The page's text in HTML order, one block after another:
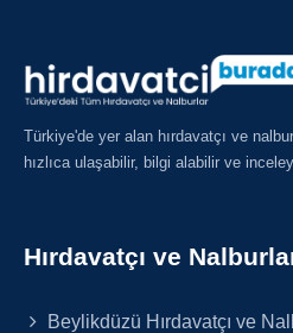
Türkiye'de yer alan hırdavatçı ve
hızlıca ulaşabilir, bilgi alabilir ve
Hırdavatçı ve
Beylikdüzü Hırdavatçı ve